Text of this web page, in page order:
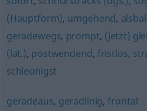
(Hauptform), umgehend,
geradewegs, prompt, (jetzt)
(lat.), postwendend, fristlos,
schleunigst
geradeaus, geradlinig,frontal